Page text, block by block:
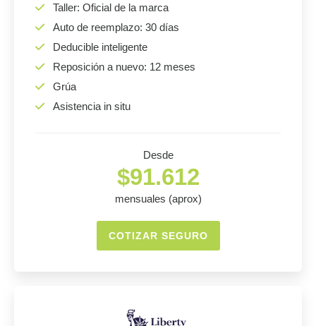
Taller: Oficial de la marca
Auto de reemplazo: 30 días
Deducible inteligente
Reposición a nuevo: 12 meses
Grúa
Asistencia in situ
Desde
$91.612
mensuales (aprox)
COTIZAR SEGURO